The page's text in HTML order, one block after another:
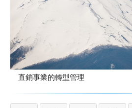
直銷事業的轉型管理